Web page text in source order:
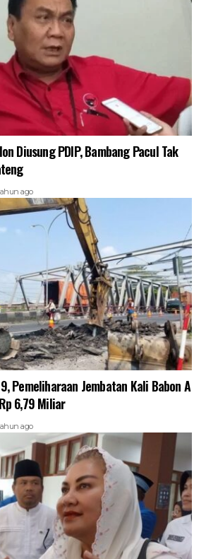
Diusung PDIP, Bambang Pacul Tak
ago
Pemeliharaan Jembatan Kali Babon A
6,79 Miliar
ago